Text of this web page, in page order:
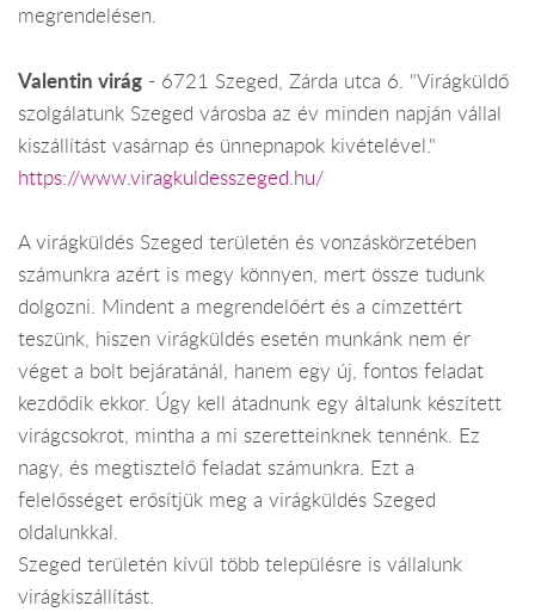
megrendelésen.
Valentin virág - 6721 Szeged, Zárda utca 6. "Virágküldő
szolgálatunk Szeged városba az év minden napján vállal
kiszállítást vasárnap és ünnepnapok kivételével."
https://www.viragkuldesszeged.hu/
A virágküldés Szeged területén és vonzáskörzetében
számunkra azért is megy könnyen, mert össze tudunk
dolgozni. Mindent a megrendelőért és a címzettért
teszünk, hiszen virágküldés esetén munkánk nem ér
véget a bolt bejáratánál, hanem egy új, fontos feladat
kezdődik ekkor. Úgy kell átadnunk egy általunk készített
virágcsokrot, mintha a mi szeretteinknek tennénk. Ez
nagy, és megtisztelő feladat számunkra. Ezt a
felelősséget erősítjük meg a virágküldés Szeged
oldalunkkal.
Szeged területén kívül több településre is vállalunk
virágkiszállítást.